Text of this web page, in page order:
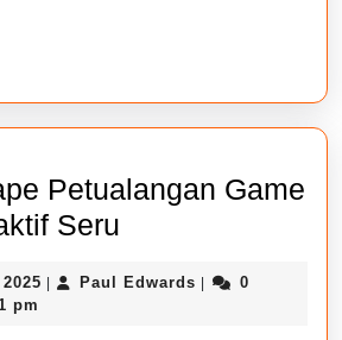
Petualangan Game
Seru
Petualangan
September
Paul Edwards Paul 0
pm